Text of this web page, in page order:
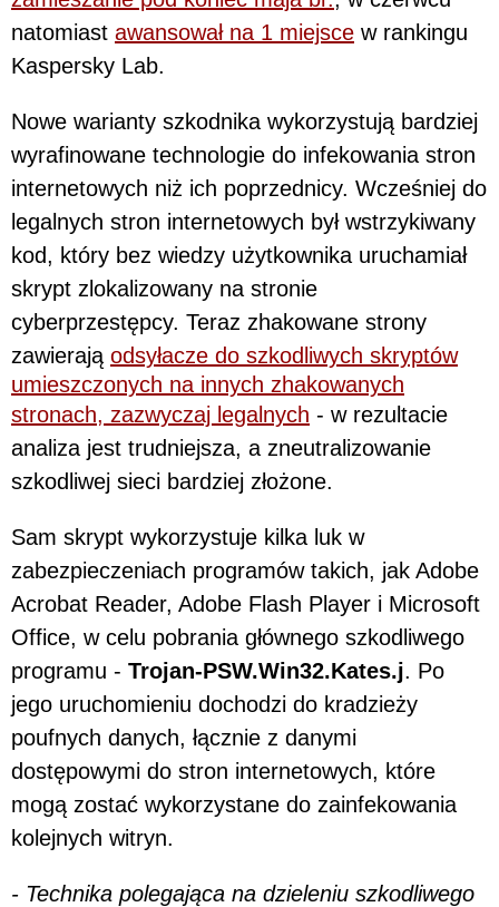
natomiast awansował na 1 miejsce w rankingu
Kaspersky Lab.
Nowe warianty szkodnika wykorzystują bardziej
wyrafinowane technologie do infekowania stron
internetowych niż ich poprzednicy. Wcześniej do
legalnych stron internetowych był wstrzykiwany
kod, który bez wiedzy użytkownika uruchamiał
skrypt zlokalizowany na stronie
cyberprzestępcy. Teraz zhakowane strony
zawierają odsyłacze do szkodliwych skryptów
umieszczonych na innych zhakowanych
stronach, zazwyczaj legalnych - w rezultacie
analiza jest trudniejsza, a zneutralizowanie
szkodliwej sieci bardziej złożone.
Sam skrypt wykorzystuje kilka luk w
zabezpieczeniach programów takich, jak Adobe
Acrobat Reader, Adobe Flash Player i Microsoft
Office, w celu pobrania głównego szkodliwego
programu - Trojan-PSW.Win32.Kates.j. Po
jego uruchomieniu dochodzi do kradzieży
poufnych danych, łącznie z danymi
dostępowymi do stron internetowych, które
mogą zostać wykorzystane do zainfekowania
kolejnych witryn.
- Technika polegająca na dzieleniu szkodliwego